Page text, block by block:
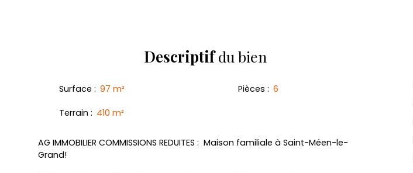
Descriptifdu bien
Surface : 97 m² Pièces : 6
Terrain : 410 m²
AG IMMOBILIER COMMISSIONS REDUITES : Maison familiale à Saint-Méen-le-
Grand!